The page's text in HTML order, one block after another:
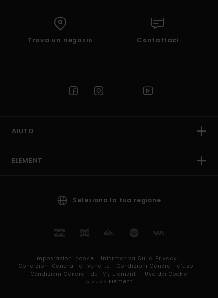
Trova un negozio Contattaci
AIUTO
ELEMENT
Seleziona la tua regione
Impostazioni cookie | Informativa Sulla Privacy |
Condizioni Generali di Vendita | Condizioni Generali d’uso |
Condizioni Generali del My Element |
Uso dei Cookie
© 2026 Element